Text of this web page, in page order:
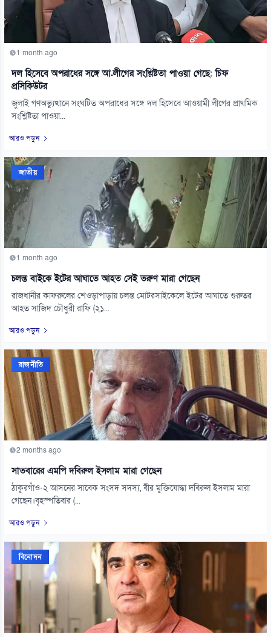
1 month ago
দল হিসেবে অপরাধের সঙ্গে আ.লীগের সংশ্লিষ্টতা পাওয়া গেছে: চিফ
প্রসিকিউটর
জুলাই গণঅভ্যুত্থানে সংঘটিত অপরাধের সঙ্গে দল হিসেবে আওয়ামী লীগের প্রাথমিক
সংশ্লিষ্টতা পাওয়া...
আরও পড়ুন
জাতীয়
1 month ago
চলন্ত বাইকে ইটের আঘাতে আহত সেই তরুণ মারা গেছেন
রাজধানীর কাফরুলের শেওড়াপাড়ায় চলন্ত মোটরসাইকেলে ইটের আঘাতে গুরুতর
আহত সাজিদ চৌধুরী রাফি (২১...
আরও পড়ুন
রাজনীতি
2 months ago
সাতবারের এমপি দবিরুল ইসলাম মারা গেছেন
ঠাকুরগাঁও-২ আসনের সাবেক সংসদ সদস্য, বীর মুক্তিযোদ্ধা দবিরুল ইসলাম মারা
গেছেন।বৃহস্পতিবার (...
আরও পড়ুন
বিনোদন